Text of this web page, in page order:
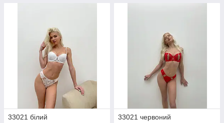
33021 білий
33021 червоний